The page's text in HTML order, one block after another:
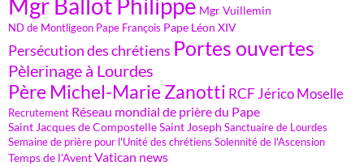
Mgr Ballot Philippe Mgr Vuillemin
ND de Montligeon Pape François Pape Léon XIV
Persécution des chrétiens Portes ouvertes
Pèlerinage à Lourdes
Père Michel-Marie Zanotti RCF Jérico Moselle
Recrutement Réseau mondial de prière du Pape
Saint Jacques de CompostelleSaint Joseph Sanctuaire de Lourdes
Semaine de prière pour l'Unité des chrétiens Solennité de l'Ascension
Temps de l'AventVatican news